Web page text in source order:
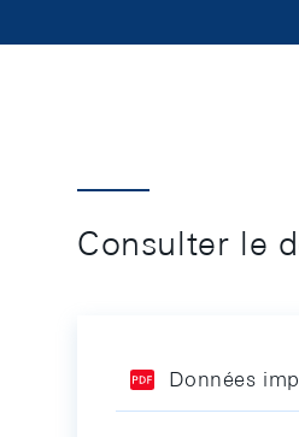
Consulter le
Données